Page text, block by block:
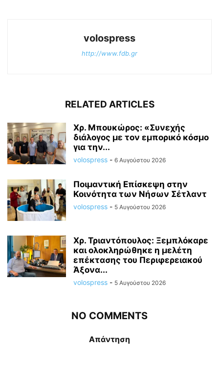
volospress
http://www.fdb.gr
RELATED ARTICLES
Χρ. Μπουκώρος: «Συνεχής
διάλογος με τον εμπορικό κόσμο
για την...
volospress - 6 Αυγούστου 2026
Ποιμαντική Επίσκεψη στην
Κοινότητα των Νήσων Σέτλαντ
volospress - 5 Αυγούστου 2026
Χρ. Τριαντόπουλος: Ξεμπλόκαρε
και ολοκληρώθηκε η μελέτη
επέκτασης του Περιφερειακού
Άξονα...
volospress - 5 Αυγούστου 2026
NO COMMENTS
Απάντηση